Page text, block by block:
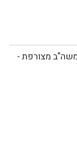
מצורפת -